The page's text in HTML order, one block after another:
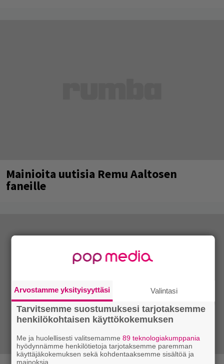
Mainioita uutisia Remu Aaltosen
faneille
Arvostamme yksityisyyttäsi Valintasi
Tarvitsemme suostumuksesi tarjotaksemme
henkilökohtaisen käyttökokemuksen
Me ja huolellisesti valitsemamme 89 teknologiakumppania
hyödynnämme henkilötietoja tarjotaksemme paremman
käyttäjäkokemuksen sekä kohdentaaksemme sisältöä ja
mainoksia.